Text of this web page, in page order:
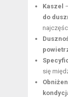
Kaszel
do
się